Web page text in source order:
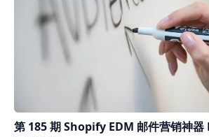
第 185 期 Shopify EDM 邮件营销神